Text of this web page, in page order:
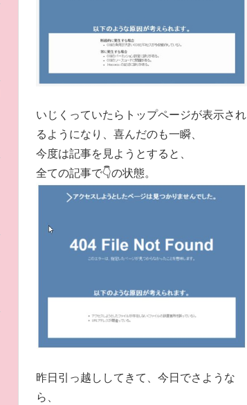
いじくっていたらトップページが表示され
るようになり、喜んだのも一瞬、
今度は記事を見ようとすると、
全ての記事で👇の状態。
昨日引っ越ししてきて、今日でさような
ら、